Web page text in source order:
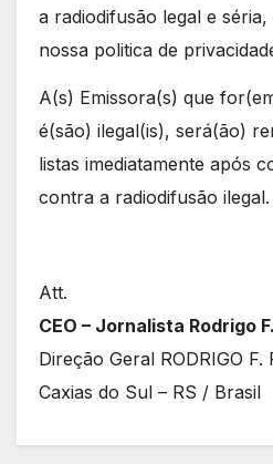
a radiodifusão legal e
nossa politica de
A(s) Emissora(s) que
é(são) ilegal(is), será(ão)
listas imediatamente após
contra a radiodifusão ilegal.
Att.
CEO – Jornalista Rodrigo
Direção Geral RODRIGO F.
Caxias do Sul – RS / Brasil